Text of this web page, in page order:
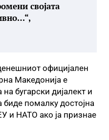
својата
официјален
Македонија е
бугарски дијалект и
помалку достојна
и НАТО ако ја признае